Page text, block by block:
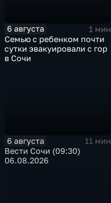
6 августа
1 мин
Семью с ребенком почти
сутки эвакуировали с гор
в Сочи
6 августа
11 мин
Вести Сочи (09:30)
06.08.2026